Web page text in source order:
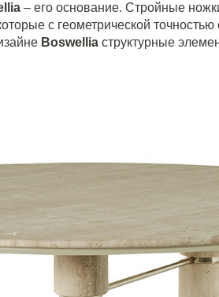
– его основание. Стройные
с геометрической
Boswellia структурные